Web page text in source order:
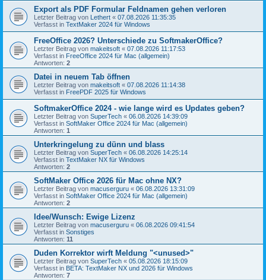
Export als PDF Formular Feldnamen gehen verloren
Letzter Beitrag von Lethert « 07.08.2026 11:35:35
Verfasst in TextMaker 2024 für Windows
FreeOffice 2026? Unterschiede zu SoftmakerOffice?
Letzter Beitrag von makeitsoft « 07.08.2026 11:17:53
Verfasst in FreeOffice 2024 für Mac (allgemein)
Antworten: 2
Datei in neuem Tab öffnen
Letzter Beitrag von makeitsoft « 07.08.2026 11:14:38
Verfasst in FreePDF 2025 für Windows
SoftmakerOffice 2024 - wie lange wird es Updates geben?
Letzter Beitrag von SuperTech « 06.08.2026 14:39:09
Verfasst in SoftMaker Office 2024 für Mac (allgemein)
Antworten: 1
Unterkringelung zu dünn und blass
Letzter Beitrag von SuperTech « 06.08.2026 14:25:14
Verfasst in TextMaker NX für Windows
Antworten: 2
SoftMaker Office 2026 für Mac ohne NX?
Letzter Beitrag von macuserguru « 06.08.2026 13:31:09
Verfasst in SoftMaker Office 2024 für Mac (allgemein)
Antworten: 2
Idee/Wunsch: Ewige Lizenz
Letzter Beitrag von macuserguru « 06.08.2026 09:41:54
Verfasst in Sonstiges
Antworten: 11
Duden Korrektor wirft Meldung "<unused>"
Letzter Beitrag von SuperTech « 05.08.2026 18:15:09
Verfasst in BETA: TextMaker NX und 2026 für Windows
Antworten: 7